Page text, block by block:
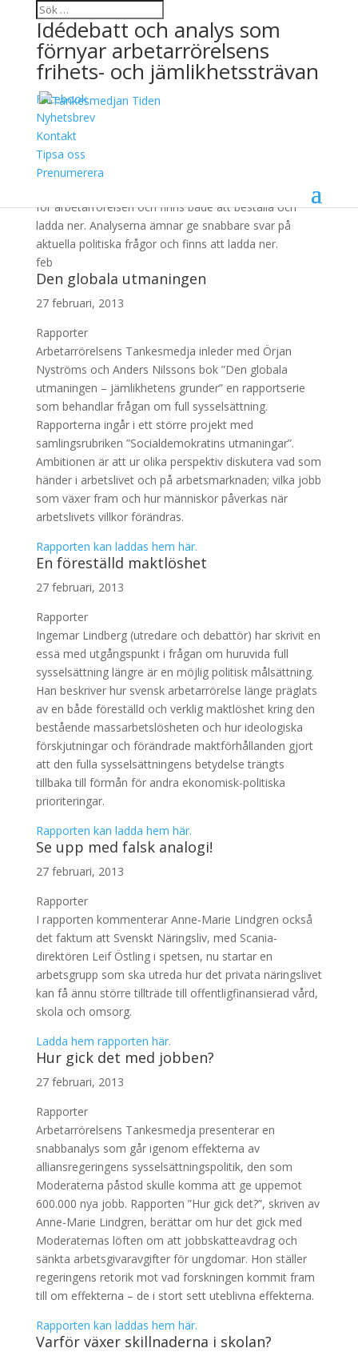
Idédebatt och analys som
förnyar arbetarrörelsens
frihets- och jämlikhetssträvan
Facebook
Nyhetsbrev
Kontakt
Tipsa oss
Prenumerera
Rapporter & Analyser
Genom nedslag i aktuella och relevanta politiska
ämnen som resulterar i rapporter och analyser.
för arbetarrörelsen och finns både att beställa och
ladda ner. Analyserna ämnar ge snabbare svar på
aktuella politiska frågor och finns att ladda ner.
feb
Den globala utmaningen
27 februari, 2013
Rapporter
Arbetarrörelsens Tankesmedja inleder med Örjan
Nyströms och Anders Nilssons bok ”Den globala
utmaningen – jämlikhetens grunder” en rapportserie
som behandlar frågan om full sysselsättning.
Rapporterna ingår i ett större projekt med
samlingsrubriken ”Socialdemokratins utmaningar”.
Ambitionen är att ur olika perspektiv diskutera vad som
händer i arbetslivet och på arbetsmarknaden; vilka jobb
som växer fram och hur människor påverkas när
arbetslivets villkor förändras.
Rapporten kan laddas hem här.
En föreställd maktlöshet
27 februari, 2013
Rapporter
Ingemar Lindberg (utredare och debattör) har skrivit en
essä med utgångspunkt i frågan om huruvida full
sysselsättning längre är en möjlig politisk målsättning.
Han beskriver hur svensk arbetarrörelse länge präglats
av en både föreställd och verklig maktlöshet kring den
bestående massarbetslösheten och hur ideologiska
förskjutningar och förändrade maktförhållanden gjort
att den fulla sysselsättningens betydelse trängts
tillbaka till förmån för andra ekonomisk-politiska
prioriteringar.
Rapporten kan ladda hem här.
Se upp med falsk analogi!
27 februari, 2013
Rapporter
I rapporten kommenterar Anne-Marie Lindgren också
det faktum att Svenskt Näringsliv, med Scania-
direktören Leif Östling i spetsen, nu startar en
arbetsgrupp som ska utreda hur det privata näringslivet
kan få ännu större tillträde till offentligfinansierad vård,
skola och omsorg.
Ladda hem rapporten här.
Hur gick det med jobben?
27 februari, 2013
Rapporter
Arbetarrörelsens Tankesmedja presenterar en
snabbanalys som går igenom effekterna av
alliansregeringens sysselsättningspolitik, den som
Moderaterna påstod skulle komma att ge uppemot
600.000 nya jobb. Rapporten ”Hur gick det?”, skriven av
Anne-Marie Lindgren, berättar om hur det gick med
Moderaternas löften om att jobbskatteavdrag och
sänkta arbetsgivaravgifter för ungdomar. Hon ställer
regeringens retorik mot vad forskningen kommit fram
till om effekterna – de i stort sett uteblivna effekterna.
Rapporten kan laddas hem här.
Varför växer skillnaderna i skolan?